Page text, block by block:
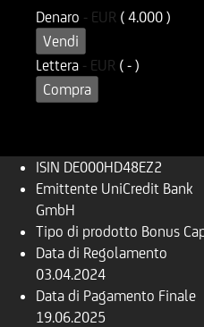
Denaro - EUR ( 4.000 )
Vendi
Lettera - EUR ( - )
Compra
ISIN DE000HD48EZ2
Emittente UniCredit Bank
GmbH
Tipo di prodotto Bonus
Data di Regolamento
03.04.2024
Data di Pagamento Finale
19.06.2025